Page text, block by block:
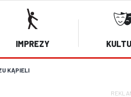
IMPREZY
KĄPIELI